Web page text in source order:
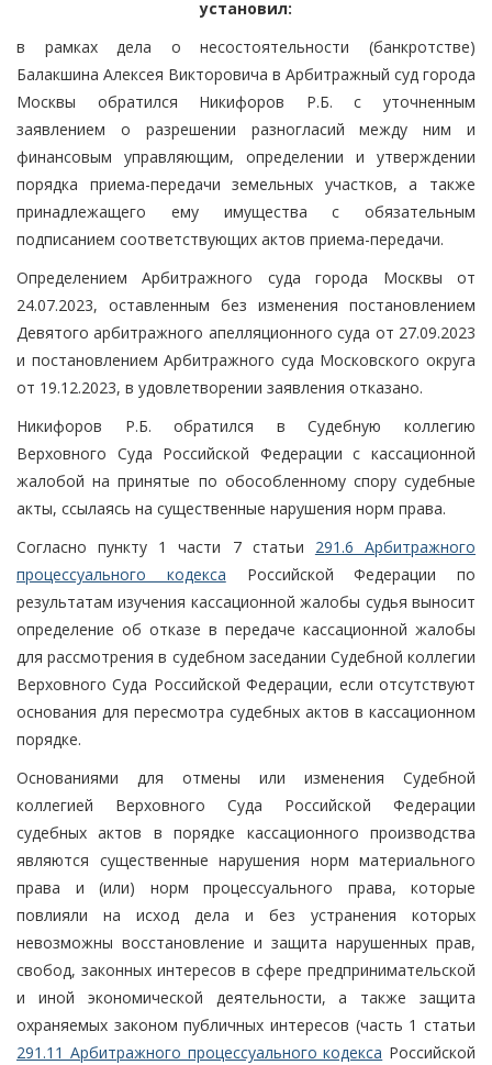
установил:
в рамках дела о несостоятельности (банкротстве)
Балакшина Алексея Викторовича в Арбитражный суд города
Москвы обратился Никифоров Р.Б. с уточненным
заявлением о разрешении разногласий между ним и
финансовым управляющим, определении и утверждении
порядка приема-передачи земельных участков, а также
принадлежащего ему имущества с обязательным
подписанием соответствующих актов приема-передачи.
Определением Арбитражного суда города Москвы от
24.07.2023, оставленным без изменения постановлением
Девятого арбитражного апелляционного суда от 27.09.2023
и постановлением Арбитражного суда Московского округа
от 19.12.2023, в удовлетворении заявления отказано.
Никифоров Р.Б. обратился в Судебную коллегию
Верховного Суда Российской Федерации с кассационной
жалобой на принятые по обособленному спору судебные
акты, ссылаясь на существенные нарушения норм права.
Согласно пункту 1 части 7 статьи 291.6 Арбитражного
процессуального кодекса Российской Федерации по
результатам изучения кассационной жалобы судья выносит
определение об отказе в передаче кассационной жалобы
для рассмотрения в судебном заседании Судебной коллегии
Верховного Суда Российской Федерации, если отсутствуют
основания для пересмотра судебных актов в кассационном
порядке.
Основаниями для отмены или изменения Судебной
коллегией Верховного Суда Российской Федерации
судебных актов в порядке кассационного производства
являются существенные нарушения норм материального
права и (или) норм процессуального права, которые
повлияли на исход дела и без устранения которых
невозможны восстановление и защита нарушенных прав,
свобод, законных интересов в сфере предпринимательской
и иной экономической деятельности, а также защита
охраняемых законом публичных интересов (часть 1 статьи
291.11 Арбитражного процессуального кодекса Российской